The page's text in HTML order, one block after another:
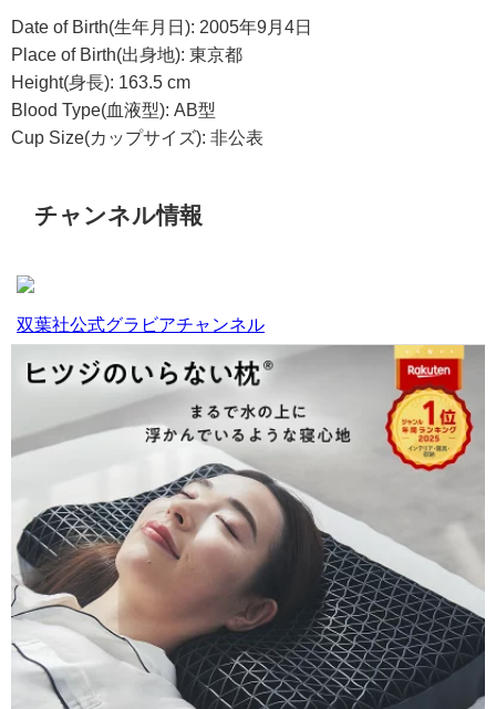
Date of Birth(生年月日): 2005年9月4日
Place of Birth(出身地): 東京都
Height(身長): 163.5 cm
Blood Type(血液型): AB型
Cup Size(カップサイズ): 非公表
チャンネル情報
双葉社公式グラビアチャンネル